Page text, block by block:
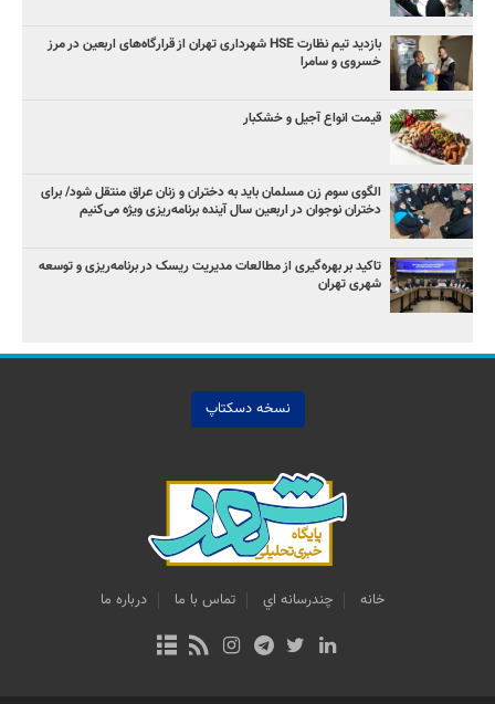
بازدید تیم نظارت HSE شهرداری تهران از قرارگاه‌های اربعین در مرز
خسروی و سامرا
قیمت انواع آجیل و خشکبار
الگوی سوم زن مسلمان باید به دختران و زنان عراق منتقل شود/ برای
دختران نوجوان در اربعین سال آینده برنامه‌ریزی ویژه می‌کنیم
تاکید بر بهره‌گیری از مطالعات مدیریت ریسک در برنامه‌ریزی و توسعه
شهری تهران
نسخه دسکتاپ
خانه چندرسانه اي تماس با ما درباره ما